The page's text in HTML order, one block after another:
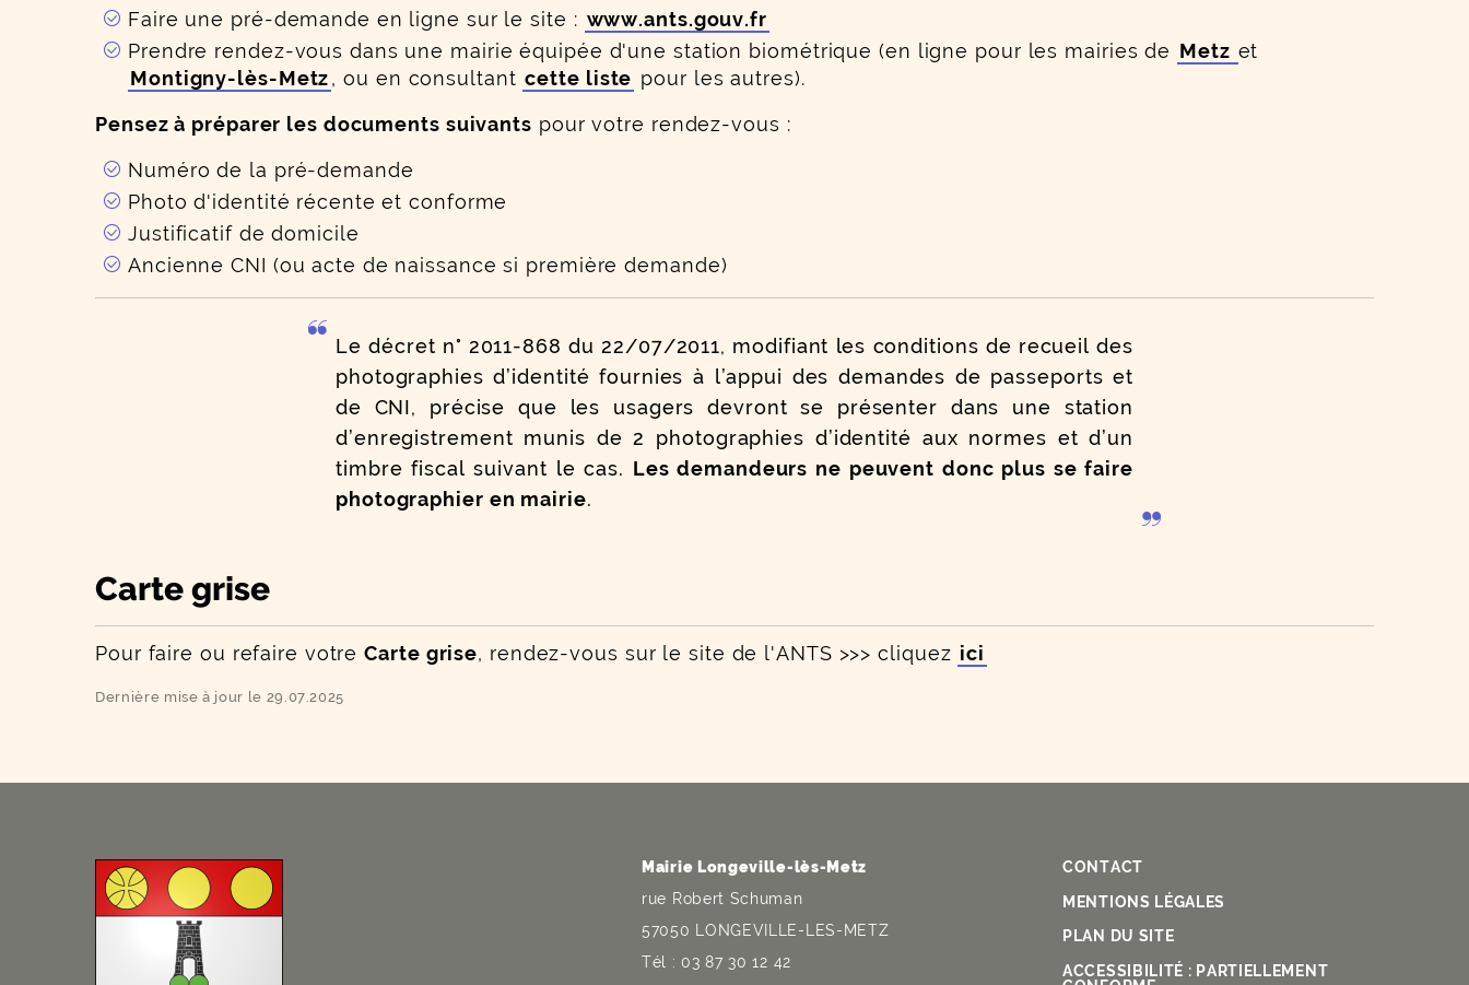
Faire une pré-demande en ligne sur le site : www.ants.gouv.fr
Prendre rendez-vous dans une mairie équipée d'une station biométrique (en ligne pour les mairies de Metz et
Montigny-lès-Metz, ou en consultant cette liste pour les autres).
Pensez à préparer les documents suivants pour votre rendez-vous :
Numéro de la pré-demande
Photo d'identité récente et conforme
Justificatif de domicile
Ancienne CNI (ou acte de naissance si première demande)
Le décret n° 2011-868 du 22/07/2011, modifiant les conditions de recueil des
photographies d’identité fournies à l’appui des demandes de passeports et
de CNI, précise que les usagers devront se présenter dans une station
d’enregistrement munis de 2 photographies d’identité aux normes et d’un
timbre fiscal suivant le cas. Les demandeurs ne peuvent donc plus se faire
photographier en mairie.
Carte grise
Pour faire ou refaire votreCarte grise, rendez-vous sur le site de l'ANTS >>> cliquez ici
Dernière mise à jour le 29.07.2025
Mairie Longeville-lès-Metz
rue Robert Schuman
57050 LONGEVILLE-LES-METZ
Tél : 03 87 30 12 42
CONTACT
MENTIONS LÉGALES
PLAN DU SITE
ACCESSIBILITÉ : PARTIELLEMENT